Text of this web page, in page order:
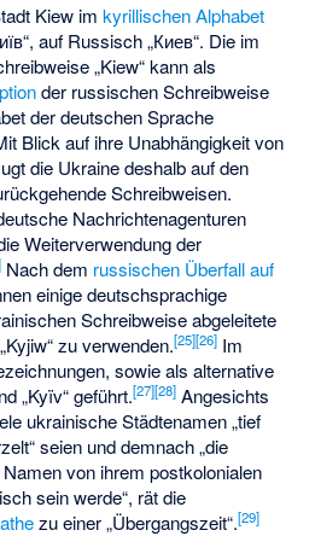
Kiew imkyrillischen Alphabet
“, auf Russisch „Киев“. Die im
„Kiew“ kann als
der russischen Schreibweise
der deutschen Sprache
Blick auf ihre Unabhängigkeit von
die Ukraine deshalb auf den
Schreibweisen.
Nachrichtenagenturen
Weiterverwendung der
Nach dem russischen Überfall auf
einige deutschsprachige
Schreibweise abgeleitete
zu verwenden.[25][26] Im
sowie als alternative
„Kyïv“ geführt.[27][28] Angesichts
ukrainische Städtenamen „tief
seien und demnach „die
von ihrem postkolonialen
sein werde“, rät die
zu einer „Übergangszeit“.[29]